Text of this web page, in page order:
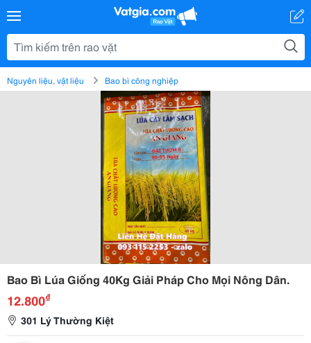
Nguyên liệu, vật liệu Bao bì công nghiệp
Bao Bì Lúa Giống 40Kg Giải Pháp Cho Mọi Nông Dân.
12.800₫
301 Lý Thường Kiệt